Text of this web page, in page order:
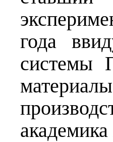
года
системы